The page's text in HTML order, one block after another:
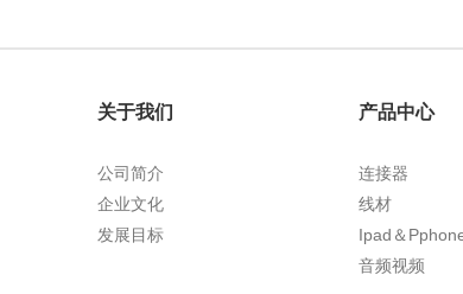
关于我们
公司简介
企业文化
发展目标
产品中心
连接器
线材
Ipad＆
音频视频